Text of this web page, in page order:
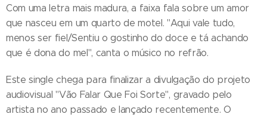
Com uma letra mais madura, a faixa fala sobre um amor
que nasceu em um quarto de motel. "Aqui vale tudo,
menos ser fiel/Sentiu o gostinho do doce e tá achando
que é dona do mel", canta o músico no refrão.
Este single chega para finalizar a divulgação do projeto
audiovisual "Vão Falar Que Foi Sorte", gravado pelo
artista no ano passado e lançado recentemente. O